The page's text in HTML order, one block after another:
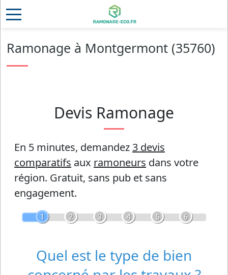
Ramonage à Montgermont (35760)
Devis Ramonage
En 5 minutes, demandez 3 devis
comparatifs aux ramoneurs dans votre
région. Gratuit, sans pub et sans
engagement.
1 2 3 4 5 6
Quel est le type de bien